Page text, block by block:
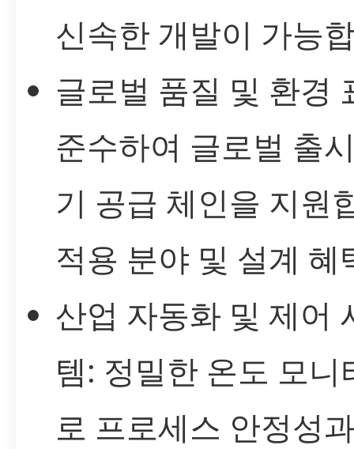
신속한 개발이 가능
글로벌 품질 및 환경
준수하여 글로벌 출
기 공급 체인을 지원
적용 분야 및 설계 혜
산업 자동화 및 제어
템: 정밀한 온도 모니
로 프로세스 안정성